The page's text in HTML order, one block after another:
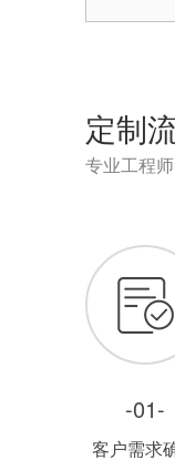
定制
专业工程
-01-
客户需求